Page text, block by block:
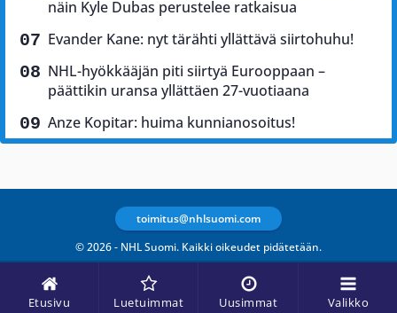
Etusivu Luetuimmat Uusimmat Valikko
näin Kyle Dubas perustelee ratkaisua
Evander Kane: nyt tärähti yllättävä siirtohuhu!
NHL-hyökkääjän piti siirtyä Eurooppaan –
päättikin uransa yllättäen 27-vuotiaana
Anze Kopitar: huima kunnianosoitus!
© 2026 - NHL Suomi. Kaikki oikeudet pidätetään.
toimitus@nhlsuomi.com